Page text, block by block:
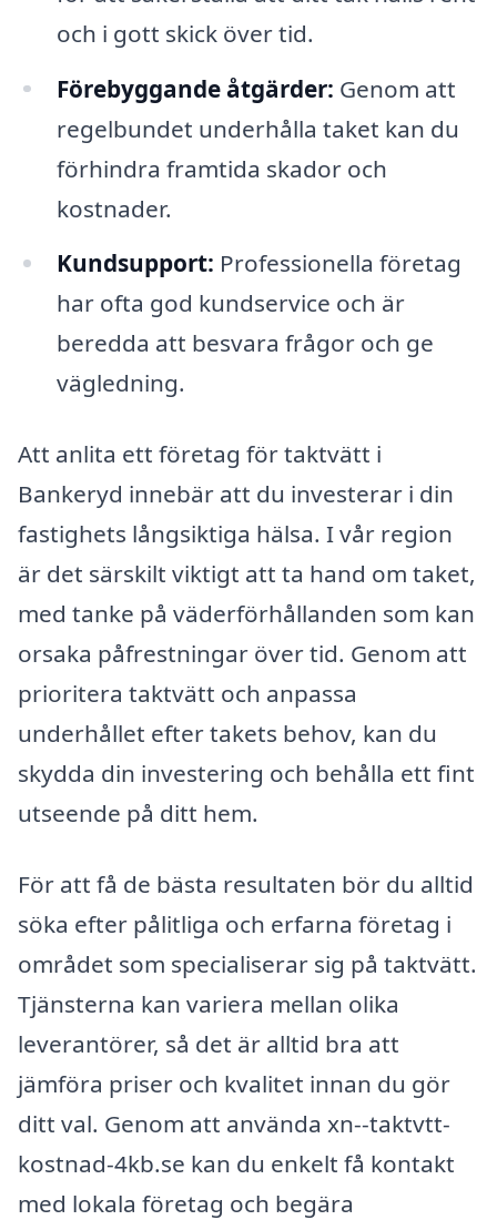
och i gott skick över tid.
Förebyggande åtgärder: Genom att
regelbundet underhålla taket kan du
förhindra framtida skador och
kostnader.
Kundsupport: Professionella företag
har ofta god kundservice och är
beredda att besvara frågor och ge
vägledning.
Att anlita ett företag för taktvätt i
Bankeryd innebär att du investerar i din
fastighets långsiktiga hälsa. I vår region
är det särskilt viktigt att ta hand om taket,
med tanke på väderförhållanden som kan
orsaka påfrestningar över tid. Genom att
prioritera taktvätt och anpassa
underhållet efter takets behov, kan du
skydda din investering och behålla ett fint
utseende på ditt hem.
För att få de bästa resultaten bör du alltid
söka efter pålitliga och erfarna företag i
området som specialiserar sig på taktvätt.
Tjänsterna kan variera mellan olika
leverantörer, så det är alltid bra att
jämföra priser och kvalitet innan du gör
ditt val. Genom att använda xn--taktvtt-
kostnad-4kb.se kan du enkelt få kontakt
med lokala företag och begära